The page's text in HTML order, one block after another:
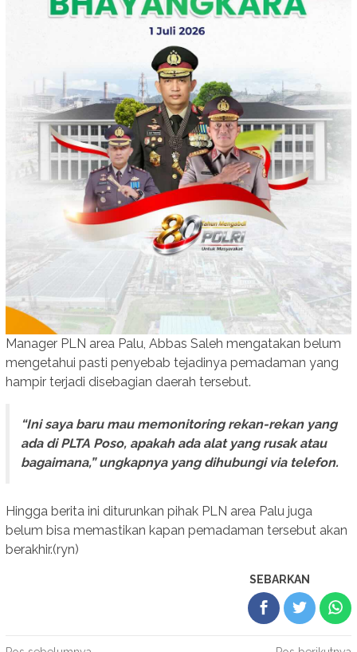
Manager PLN area Palu, Abbas Saleh mengatakan belum
mengetahui pasti penyebab tejadinya pemadaman yang
hampir terjadi disebagian daerah tersebut.
“Ini saya baru mau memonitoring rekan-rekan yang
ada di PLTA Poso, apakah ada alat yang rusak atau
bagaimana,” ungkapnya yang dihubungi via telefon.
Hingga berita ini diturunkan pihak PLN area Palu juga
belum bisa memastikan kapan pemadaman tersebut akan
berakhir.(ryn)
SEBARKAN